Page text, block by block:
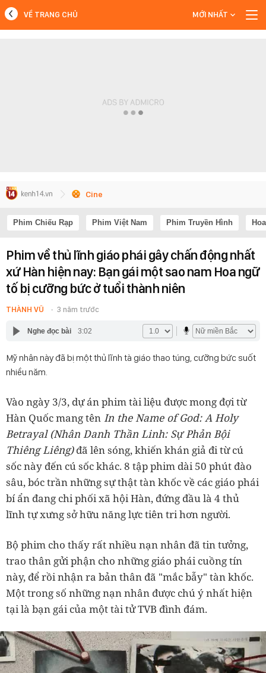
VỀ TRANG CHỦ MỚI NHẤT
Cine
Phim Chiếu Rạp Phim Việt Nam Phim Truyền Hình
Phim về thủ lĩnh giáo phái gây chấn động nhất
xứ Hàn hiện nay: Bạn gái một sao nam Hoa ngữ
tố bị cưỡng bức ở tuổi thành niên
THÀNH VŨ 3 năm trước
Nghe đọc bài 3:02
Mỹ nhân này đã bị một thủ lĩnh tà giáo thao túng, cưỡng bức suốt
nhiều năm.
Vào ngày 3/3, dự án phim tài liệu được mong đợi từ
Hàn Quốc mang tên In the Name of God: A Holy
Betrayal (Nhân Danh Thần Linh: Sự Phản Bội
Thiêng Liêng)đã lên sóng, khiến khán giả đi từ cú
sốc này đến cú sốc khác. 8 tập phim dài 50 phút đào
sâu, bóc trần những sự thật tàn khốc về các giáo phái
bí ẩn đang chi phối xã hội Hàn, đứng đầu là 4 thủ
lĩnh tự xưng sở hữu năng lực tiên tri hơn người.
Bộ phim cho thấy rất nhiều nạn nhân đã tin tưởng,
trao thân gửi phận cho những giáo phái cuồng tín
này, để rồi nhận ra bản thân đã "mắc bẫy" tàn khốc.
Một trong số những nạn nhân được chú ý nhất hiện
tại là bạn gái của một tài tử TVB đình đám.